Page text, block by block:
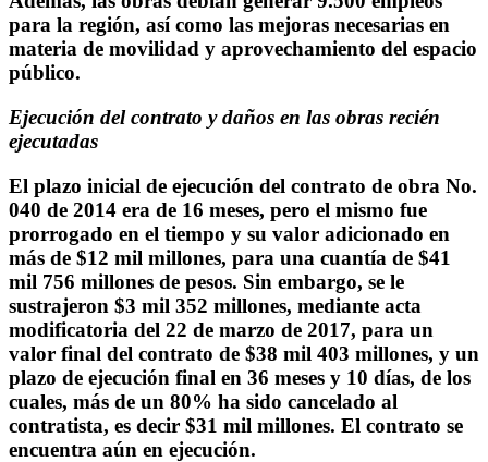
para la región, así como las mejoras necesarias en
materia de movilidad y aprovechamiento del espacio
público.
Ejecución del contrato y daños en las obras recién
ejecutadas
El plazo inicial de ejecución del contrato de obra No.
040 de 2014 era de 16 meses, pero el mismo fue
prorrogado en el tiempo y su valor adicionado en
más de $12 mil millones, para una cuantía de $41
mil 756 millones de pesos. Sin embargo, se le
sustrajeron $3 mil 352 millones, mediante acta
modificatoria del 22 de marzo de 2017, para un
valor final del contrato de $38 mil 403 millones, y un
plazo de ejecución final en 36 meses y 10 días, de los
cuales, más de un 80% ha sido cancelado al
contratista, es decir $31 mil millones. El contrato se
encuentra aún en ejecución.